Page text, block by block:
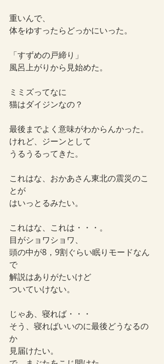
重いんで、
体をゆすったらどっかにいった。
「すずめの戸締り」
風呂上がりから見始めた。
ミミズってなに
猫はダイジンなの？
最後までよく意味がわからんかった。
けれど、ジーンとして
うるうるってきた。
これはな、おかあさん東北の震災のこ
とが
はいっとるみたい。
これはな、これは・・・。
目がショワショワ、
頭の中が8，9割ぐらい眠りモードなん
で
解説はありがたいけど
ついていけない。
じゃあ、寝れば・・・
そう、寝ればいいのに最後どうなるの
か
見届けたい。